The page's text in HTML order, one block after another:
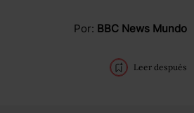
Por: BBC News Mundo
Leer después